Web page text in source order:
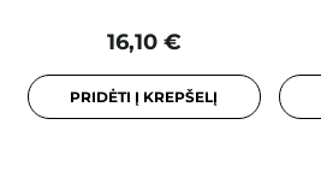
16,10 €
PRIDĖTI Į KREPŠELĮ